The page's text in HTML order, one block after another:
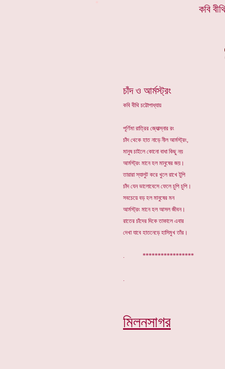
কবি
চাঁদ ও আর্মস্ট্রং
কবি বীথি চট্টোপাধ্যায়
পূর্ণিমা রাত্রির জ্যোত্স্নার রং
চাঁদ থেকে হাত নাড়ে নীল আর্মস্ট্রং,
মানুষ চাইলে কোনো বাধা কিছু নয়
আর্মস্ট্রং মানে হল মানুষের জয়।
তারারা স্যালুট করে খুলে রাখে টুপি
চাঁদ যেন ভালোবেসে ফেলে চুপি চুপি।
সবচেয়ে বড় হল মানুষের মন
আর্মস্ট্রং মানে হল আসল জীবন।
রাতের চাঁদের দিকে তাকালে এবার
দেখা যাবে হাতনেড়ে হাসিমুখ তাঁর।
. *****************
মিলনসাগর